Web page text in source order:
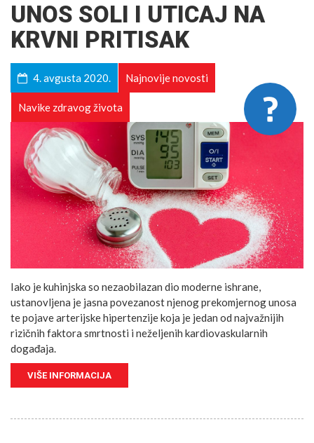
UNOS SOLI I UTICAJ NA
KRVNI PRITISAK
4. avgusta 2020. Najnovije novosti
Navike zdravog života
Iako je kuhinjska so nezaobilazan dio moderne ishrane,
ustanovljena je jasna povezanost njenog prekomjernog unosa
te pojave arterijske hipertenzije koja je jedan od najvažnijih
rizičnih faktora smrtnosti i neželjenih kardiovaskularnih
događaja.
VIŠE INFORMACIJA